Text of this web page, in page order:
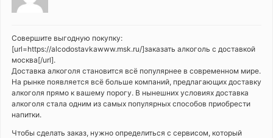
Совершите выгодную покупку:
[url=https://alcodostavkawww.msk.ru/]заказать алкоголь с доставкой
москва[/url].
Доставка алкоголя становится всё популярнее в современном мире.
На рынке появляется всё больше компаний, предлагающих доставку
алкоголя прямо к вашему порогу. В нынешних условиях доставка
алкоголя стала одним из самых популярных способов приобрести
напитки.
Чтобы сделать заказ, нужно определиться с сервисом, который